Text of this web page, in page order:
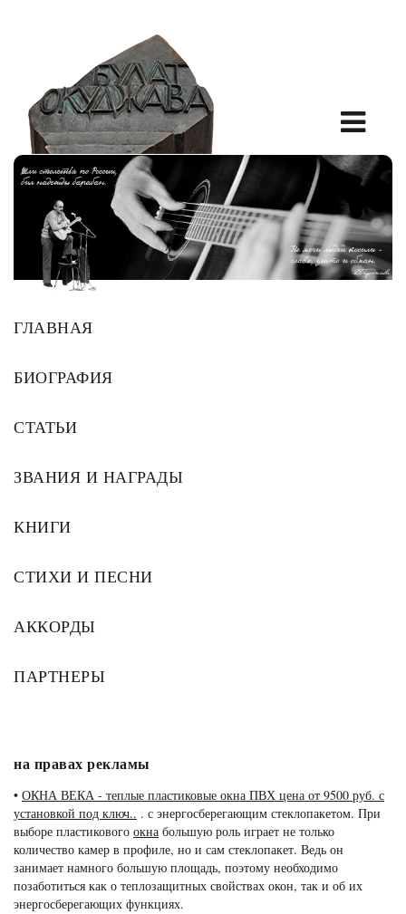
ГЛАВНАЯ
БИОГРАФИЯ
СТАТЬИ
ЗВАНИЯ И НАГРАДЫ
КНИГИ
СТИХИ И ПЕСНИ
АККОРДЫ
ПАРТНЕРЫ
на правах рекламы
• ОКНА ВЕКА - теплые пластиковые окна ПВХ цена от 9500 руб. с
установкой под ключ.. . с энергосберегающим стеклопакетом. При
выборе пластикового окна большую роль играет не только
количество камер в профиле, но и сам стеклопакет. Ведь он
занимает намного большую площадь, поэтому необходимо
позаботиться как о теплозащитных свойствах окон, так и об их
энергосберегающих функциях.